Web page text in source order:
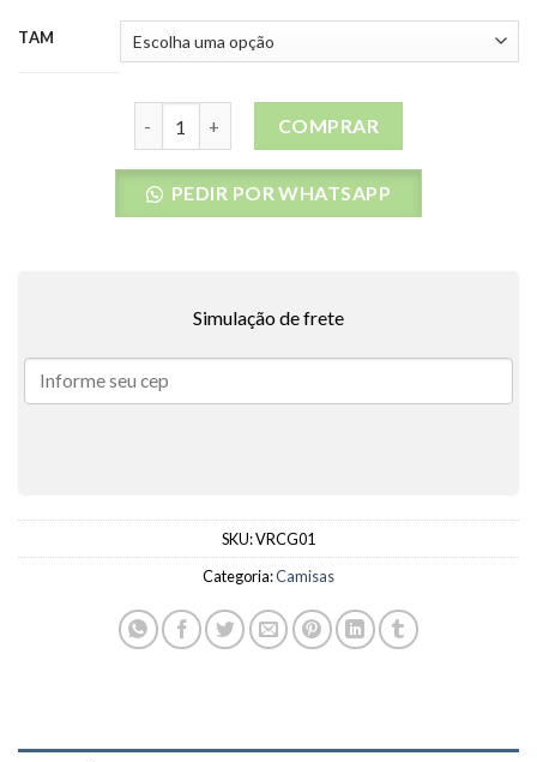
TAM
COMPRAR
PEDIR POR WHATSAPP
Simulação de frete
SKU:VRCG01
Categoria:Camisas